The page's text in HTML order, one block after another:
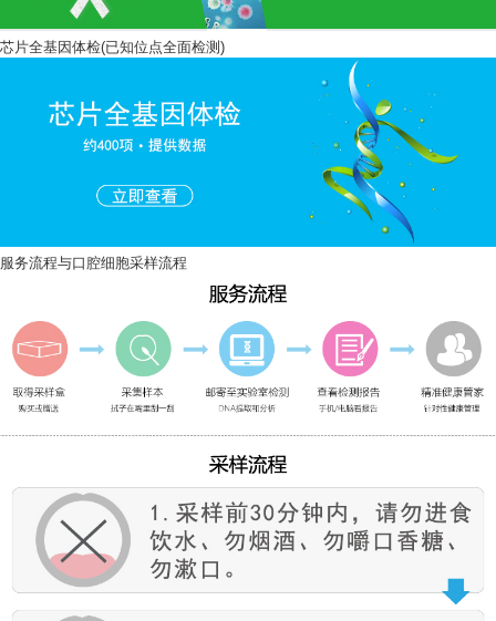
芯片全基因体检(已知位点全面检测)
服务流程与口腔细胞采样流程